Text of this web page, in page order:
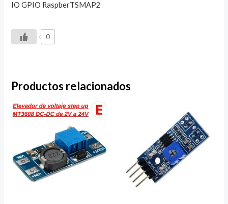
IO GPIO RaspberTSMAP2
0
Productos relacionados